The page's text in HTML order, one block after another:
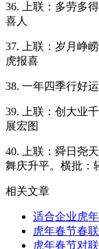
36. 上联：多劳多
喜人
37. 上联：岁月峥
虎报喜
38. 一年四季行好
39. 上联：创大业
展宏图
40. 上联：舜日尧
舞庆升平。横批：
相关文章
适合企业虎
虎年春节春
虎年春节对联